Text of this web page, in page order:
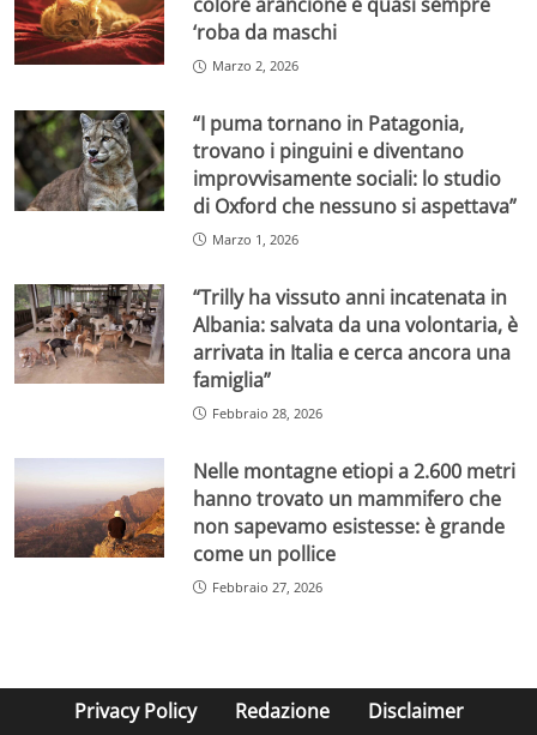
‘roba da maschi
Marzo 2, 2026
“I puma tornano in Patagonia,
trovano i pinguini e diventano
improvvisamente sociali: lo studio
di Oxford che nessuno si aspettava”
Marzo 1, 2026
“Trilly ha vissuto anni incatenata in
Albania: salvata da una volontaria, è
arrivata in Italia e cerca ancora una
famiglia”
Febbraio 28, 2026
Nelle montagne etiopi a 2.600 metri
hanno trovato un mammifero che
non sapevamo esistesse: è grande
come un pollice
Febbraio 27, 2026
Privacy Policy Redazione Disclaimer